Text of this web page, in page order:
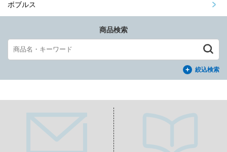
ボブルス
商品検索
絞込検索